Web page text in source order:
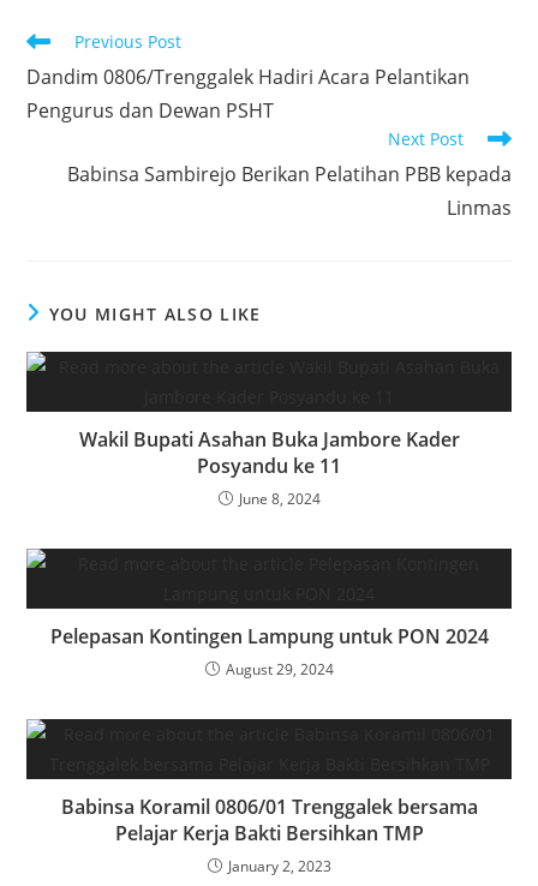
e
b
o
k
er s
A
p
dI
n
Read
articles
Previous Post
Dandim 0806/Trenggalek Hadiri Acara Pelantikan
Pengurus dan Dewan PSHT
Next Post
Babinsa Sambirejo Berikan Pelatihan PBB kepada
Linmas
YOU MIGHT ALSO LIKE
Wakil Bupati Asahan Buka Jambore Kader
Posyandu ke 11
June 8, 2024
Pelepasan Kontingen Lampung untuk PON 2024
August 29, 2024
Babinsa Koramil 0806/01 Trenggalek bersama
Pelajar Kerja Bakti Bersihkan TMP
January 2, 2023